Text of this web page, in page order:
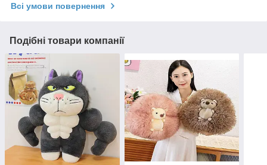
Всі умови повернення
Подібні товари компанії